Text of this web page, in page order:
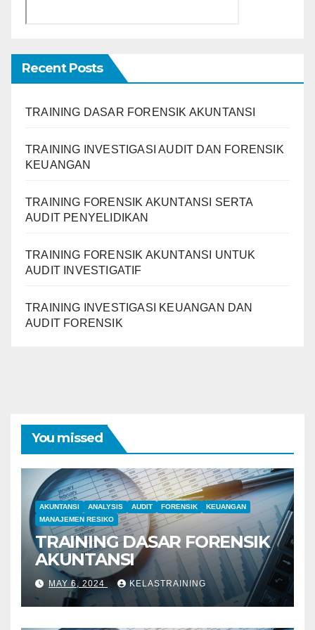
Recent Posts
TRAINING DASAR FORENSIK AKUNTANSI
TRAINING INVESTIGASI AUDIT DAN FORENSIK
KEUANGAN
TRAINING FORENSIK AKUNTANSI SERTA
AUDIT PENYELIDIKAN
TRAINING FORENSIK AKUNTANSI UNTUK
AUDIT INVESTIGATIF
TRAINING INVESTIGASI KEUANGAN DAN
AUDIT FORENSIK
You missed
AKUNTANSI ANALYSIS AUDIT FORENSIK
KEUANGAN
MANAJEMEN RESIKO
TRAINING DASAR FORENSIK
AKUNTANSI
MAY 6, 2024 KELASTRAINING